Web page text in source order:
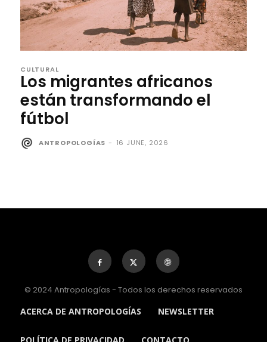
CULTURAL
Los migrantes africanos
están transformando el
fútbol
ANTROPOLOGÍAS - 16 JUNE, 2026
© 2024 Antropologías - Todos los derechos reservados
ACERCA DE ANTROPOLOGÍAS
NEWSLETTER